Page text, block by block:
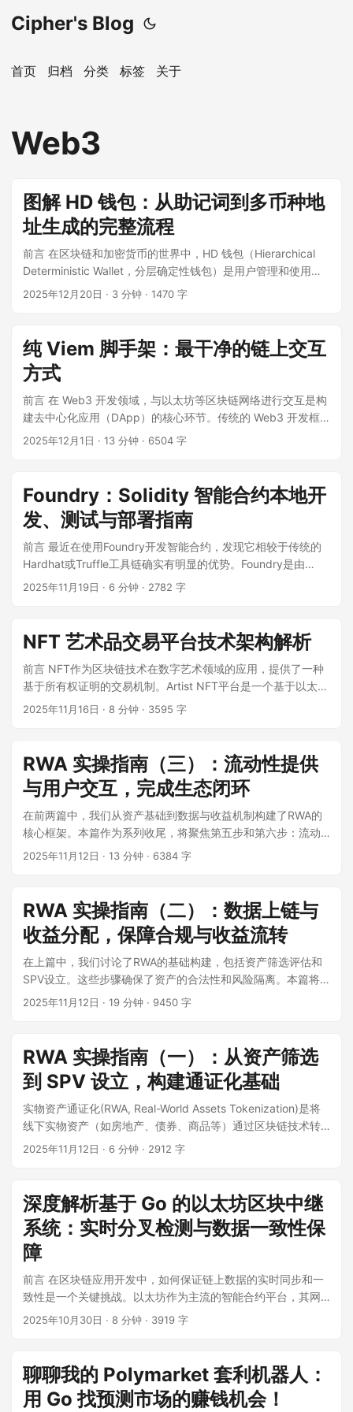
Cipher's Blog
首页 归档 分类 标签 关于
Web3
图解 HD 钱包：从助记词到多币种地
址生成的完整流程
前言 在区块链和加密货币的世界中，HD 钱包（Hierarchical
Deterministic Wallet，分层确定性钱包）是用户管理和使用私
钥的核心技术。本文将通过图解的方式，深入解析 HD 钱包的
2025年12月20日 · 3 分钟 · 1470 字
纯 Viem 脚手架：最干净的链上交互
方式
前言 在 Web3 开发领域，与以太坊等区块链网络进行交互是构
建去中心化应用（DApp）的核心环节。传统的 Web3 开发框
架如 wagmi 为开发者提供了便利的 React Hooks，但有时我们
2025年12月1日 · 13 分钟 · 6504 字
Foundry：Solidity 智能合约本地开
发、测试与部署指南
前言 最近在使用Foundry开发智能合约，发现它相较于传统的
Hardhat或Truffle工具链确实有明显的优势。Foundry是由
Paradigm团队开发的Ethereum智能合约开发工具包，基于
REPL）。特别值得一提的是，它支持原生Solidity测试，无需
JavaScript，同时还有模糊测试（fuzzing）支持，性能也相当
出色。 ...
2025年11月19日 · 6 分钟 · 2782 字
NFT 艺术品交易平台技术架构解析
前言 NFT作为区块链技术在数字艺术领域的应用，提供了一种
基于所有权证明的交易机制。Artist NFT平台是一个基于以太坊
的去中心化系统，支持艺术品的创作、发行和交易。本文分析
2025年11月16日 · 8 分钟 · 3595 字
RWA 实操指南（三）：流动性提供
与用户交互，完成生态闭环
在前两篇中，我们从资产基础到数据与收益机制构建了RWA的
核心框架。本篇作为系列收尾，将聚焦第五步和第六步：流动
性提供以及用户交互界面开发。这些环节将RWA从技术原型转
2025年11月12日 · 13 分钟 · 6384 字
RWA 实操指南（二）：数据上链与
收益分配，保障合规与收益流转
在上篇中，我们讨论了RWA的基础构建，包括资产筛选评估和
SPV设立。这些步骤确保了资产的合法性和风险隔离。本篇将
延续这一逻辑，聚焦第三步和第四步：数据合规上链处理，以
现。 ...
2025年11月12日 · 19 分钟 · 9450 字
RWA 实操指南（一）：从资产筛选
到 SPV 设立，构建通证化基础
实物资产通证化(RWA, Real-World Assets Tokenization)是将
线下实物资产（如房地产、债券、商品等）通过区块链技术转
化为可在链上交易的数字通证的创新金融模式。本指南将详细
域。 ...
2025年11月12日 · 6 分钟 · 2912 字
深度解析基于 Go 的以太坊区块中继
系统：实时分叉检测与数据一致性保
障
前言 在区块链应用开发中，如何保证链上数据的实时同步和一
致性是一个关键挑战。以太坊作为主流的智能合约平台，其网
络偶尔会发生区块分叉，这可能导致依赖链上数据的应用出现
块数据，还具备强大的分叉自动检测和回滚机制，确保数据的
准确性和一致性。 ...
2025年10月30日 · 8 分钟 · 3919 字
聊聊我的 Polymarket 套利机器人：
用 Go 找预测市场的赚钱机会！